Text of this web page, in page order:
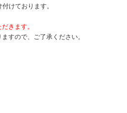
けております。
きます。
すので、ご了承ください。